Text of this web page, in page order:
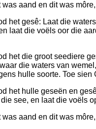
was aand en dit was
het gesê: Laat die
laat die voëls oor die
het die groot seediere
die waters van
hulle soorte. Toe sien
het hulle geseën en
see, en laat die voëls
was aand en dit was